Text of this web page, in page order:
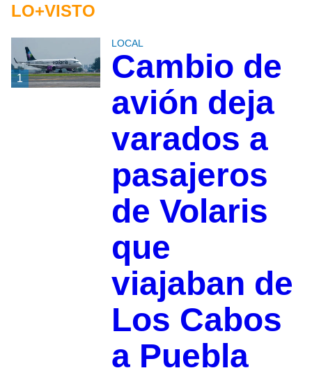
LO+VISTO
1
LOCAL
Cambio de
avión deja
varados a
pasajeros
de Volaris
que
viajaban de
Los Cabos
a Puebla